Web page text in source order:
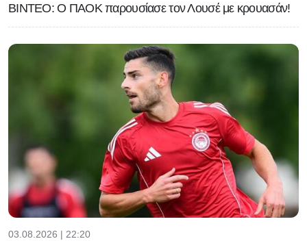
ΒΙΝΤΕΟ: Ο ΠΑΟΚ παρουσίασε τον Λουσέ με κρουασάν!
03.08.2026 | 22:20